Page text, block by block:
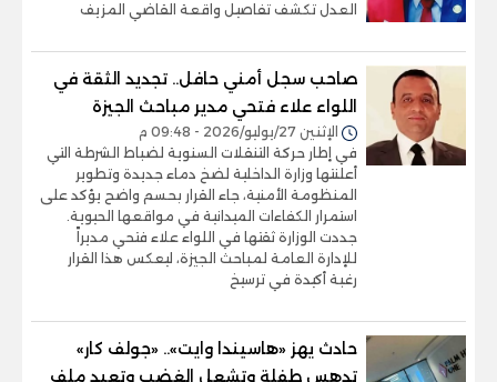
العدل تكشف تفاصيل واقعة القاضي المزيف
صاحب سجل أمني حافل.. تجديد الثقة في
اللواء علاء فتحي مدير مباحث الجيزة
الإثنين 27/يوليو/2026 - 09:48 م
في إطار حركة التنقلات السنوية لضباط الشرطة التي
أعلنتها وزارة الداخلية لضخ دماء جديدة وتطوير
المنظومة الأمنية، جاء القرار بحسم واضح يؤكد على
استمرار الكفاءات الميدانية في مواقعها الحيوية.
جددت الوزارة ثقتها في اللواء علاء فتحي مديراً
للإدارة العامة لمباحث الجيزة، ليعكس هذا القرار
رغبة أكيدة في ترسيخ
حادث يهز «هاسيندا وايت».. «جولف كار»
تدهس طفلة وتشعل الغضب وتعيد ملف